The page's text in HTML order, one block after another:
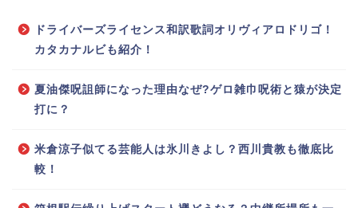
ドライバーズライセンス和訳歌詞オリヴィアロドリゴ！
カタカナルビも紹介！
夏油傑呪詛師になった理由なぜ?ゲロ雑巾呪術と猿が決定
打に？
米倉涼子似てる芸能人は氷川きよし？西川貴教も徹底比
較！